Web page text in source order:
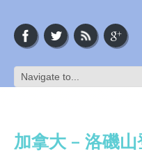
加拿大 – 洛磯